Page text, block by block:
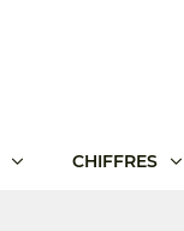
CHIFFRES